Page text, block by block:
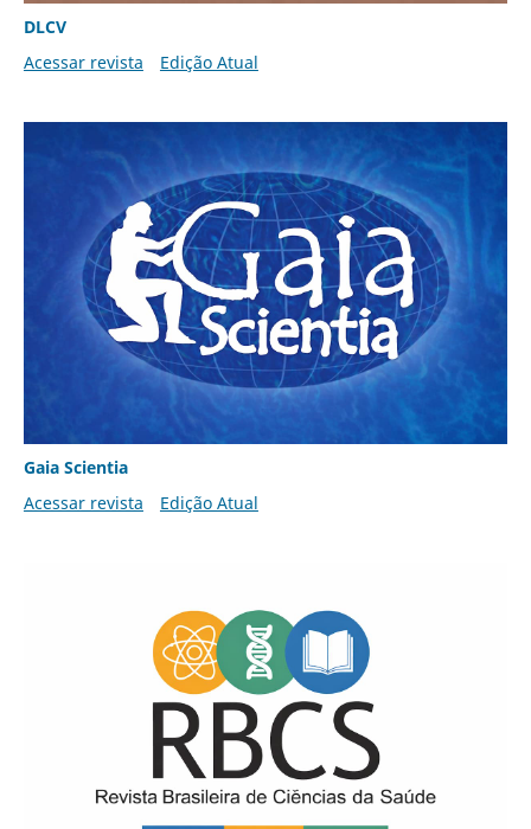
DLCV
Acessar revista
Edição Atual
Gaia Scientia
Acessar revista
Edição Atual